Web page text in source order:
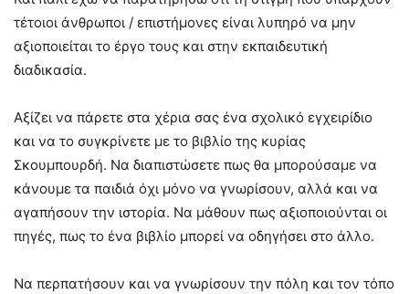
τέτοιοι άνθρωποι / επιστήμονες είναι λυπηρό να μην
αξιοποιείται το έργο τους και στην εκπαιδευτική
διαδικασία.
Αξίζει να πάρετε στα χέρια σας ένα σχολικό εγχειρίδιο
και να το συγκρίνετε με το βιβλίο της κυρίας
Σκουμπουρδή. Να διαπιστώσετε πως θα μπορούσαμε να
κάνουμε τα παιδιά όχι μόνο να γνωρίσουν, αλλά και να
αγαπήσουν την ιστορία. Να μάθουν πως αξιοποιούνται οι
πηγές, πως το ένα βιβλίο μπορεί να οδηγήσει στο άλλο.
Να περπατήσουν και να γνωρίσουν την πόλη και τον τόπο